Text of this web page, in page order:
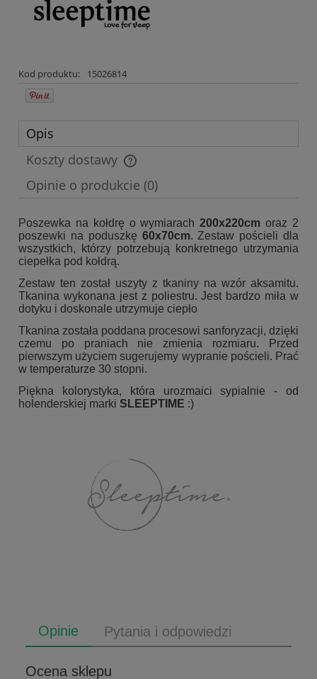
Kod produktu: 15026814
Opis
Koszty dostawy
Cena nie zawiera ewentualnych kosztów płatności
Opinie o produkcie (0)
Poszewka na kołdrę o wymiarach200x220cm oraz 2
poszewki na poduszkę 60x70cm. Zestaw pościeli dla
wszystkich, którzy potrzebują konkretnego utrzymania
ciepełka pod kołdrą.
Zestaw ten został uszyty z tkaniny na wzór aksamitu.
Tkanina wykonana jest z poliestru. Jest bardzo miła w
dotyku i doskonale utrzymuje ciepło
Tkanina została poddana procesowi sanforyzacji, dzięki
czemu po praniach nie zmienia rozmiaru. Przed
pierwszym użyciem sugerujemy wypranie pościeli. Prać
w temperaturze 30 stopni.
Piękna kolorystyka, która urozmaici sypialnie - od
holenderskiej marki SLEEPTIME :)
Opinie Pytania i odpowiedzi
Ocena sklepu